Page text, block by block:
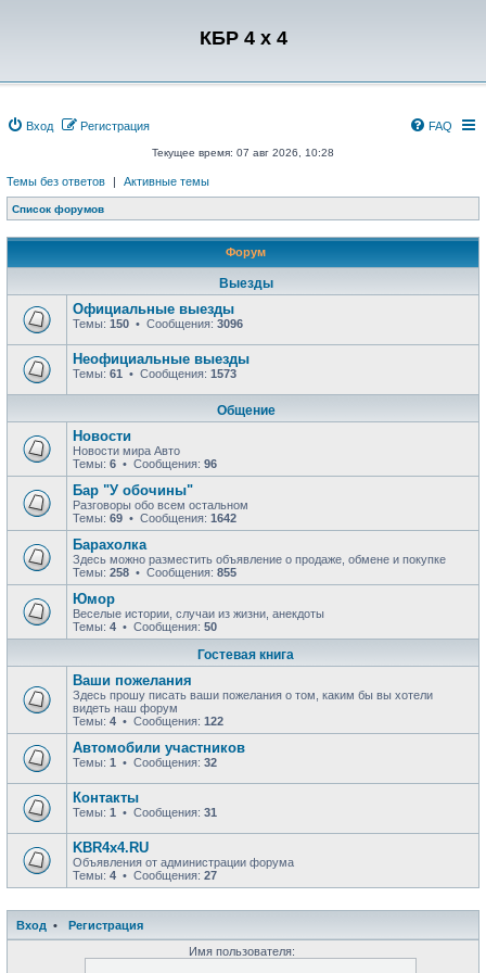
КБР 4 x 4
Вход Регистрация FAQ
Текущее время: 07 авг 2026, 10:28
Темы без ответов | Активные темы
Список форумов
Форум
Выезды
Официальные выезды
Темы: 150 • Сообщения: 3096
Неофициальные выезды
Темы: 61 • Сообщения: 1573
Общение
Новости
Новости мира Авто
Темы: 6 • Сообщения: 96
Бар "У обочины"
Разговоры обо всем остальном
Темы: 69 • Сообщения: 1642
Барахолка
Здесь можно разместить объявление о продаже, обмене и покупке
Темы: 258 • Сообщения: 855
Юмор
Веселые истории, случаи из жизни, анекдоты
Темы: 4 • Сообщения: 50
Гостевая книга
Ваши пожелания
Здесь прошу писать ваши пожелания о том, каким бы вы хотели
видеть наш форум
Темы: 4 • Сообщения: 122
Автомобили участников
Темы: 1 • Сообщения: 32
Контакты
Темы: 1 • Сообщения: 31
KBR4x4.RU
Объявления от администрации форума
Темы: 4 • Сообщения: 27
Вход • Регистрация
Имя пользователя: